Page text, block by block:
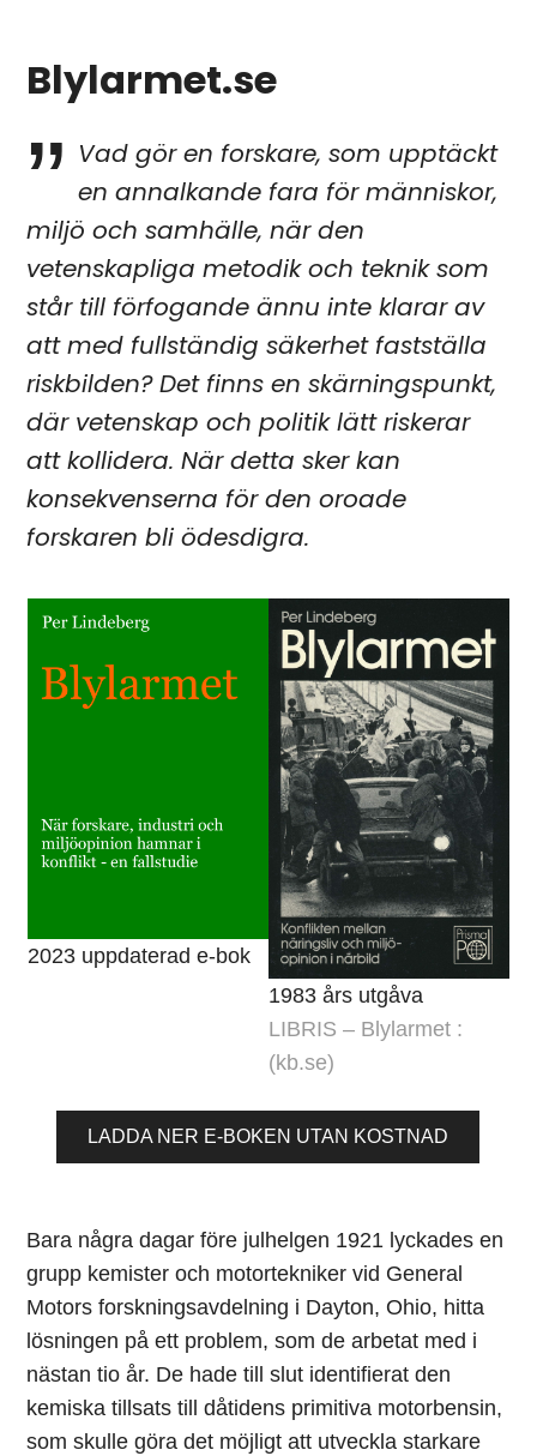
Blylarmet.se
Vad gör en forskare, som upptäckt
en annalkande fara för människor,
miljö och samhälle, när den
vetenskapliga metodik och teknik som
står till förfogande ännu inte klarar av
att med fullständig säkerhet fastställa
riskbilden? Det finns en skärningspunkt,
där vetenskap och politik lätt riskerar
att kollidera. När detta sker kan
konsekvenserna för den oroade
forskaren bli ödesdigra.
2023 uppdaterad e-bok
1983 års utgåva
LIBRIS – Blylarmet :
(kb.se)
LADDA NER E-BOKEN UTAN KOSTNAD
Bara några dagar före julhelgen 1921 lyckades en
grupp kemister och motortekniker vid General
Motors forskningsavdelning i Dayton, Ohio, hitta
lösningen på ett problem, som de arbetat med i
nästan tio år. De hade till slut identifierat den
kemiska tillsats till dåtidens primitiva motorbensin,
som skulle göra det möjligt att utveckla starkare